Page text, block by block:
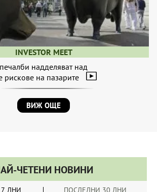
INVESTOR MEET
надделяват над
рискове на пазарите
ВИЖ ОЩЕ
ЧЕТЕНИ НОВИНИ
ДНИ ПОСЛЕДНИ 30 ДНИ